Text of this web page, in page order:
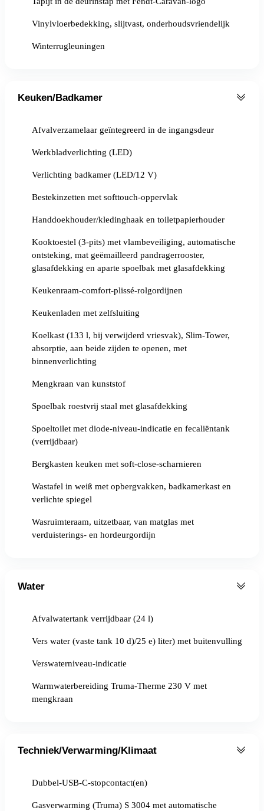
Vinylvloerbedekking, slijtvast, onderhoudsvriendelijk
Winterrugleuningen
Keuken/Badkamer
Afvalverzamelaar geïntegreerd in de ingangsdeur
Werkbladverlichting (LED)
Verlichting badkamer (LED/12 V)
Bestekinzetten met softtouch-oppervlak
Handdoekhouder/kledinghaak en toiletpapierhouder
Kooktoestel (3-pits) met vlambeveiliging, automatische
ontsteking, mat geëmailleerd pandragerrooster,
glasafdekking en aparte spoelbak met glasafdekking
Keukenraam-comfort-plissé-rolgordijnen
Keukenladen met zelfsluiting
Koelkast (133 l, bij verwijderd vriesvak), Slim-Tower,
absorptie, aan beide zijden te openen, met
binnenverlichting
Mengkraan van kunststof
Spoelbak roestvrij staal met glasafdekking
Spoeltoilet met diode-niveau-indicatie en fecaliëntank
(verrijdbaar)
Bergkasten keuken met soft-close-scharnieren
Wastafel in weiß met opbergvakken, badkamerkast en
verlichte spiegel
Wasruimteraam, uitzetbaar, van matglas met
verduisterings- en hordeurgordijn
Water
Afvalwatertank verrijdbaar (24 l)
Vers water (vaste tank 10 d)/25 e) liter) met buitenvulling
Verswaterniveau-indicatie
Warmwaterbereiding Truma-Therme 230 V met
mengkraan
Techniek/Verwarming/Klimaat
Dubbel-USB-C-stopcontact(en)
Gasverwarming (Truma) S 3004 met automatische